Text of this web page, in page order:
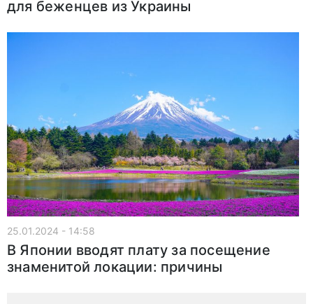
для беженцев из Украины
25.01.2024 - 14:58
В Японии вводят плату за посещение
знаменитой локации: причины